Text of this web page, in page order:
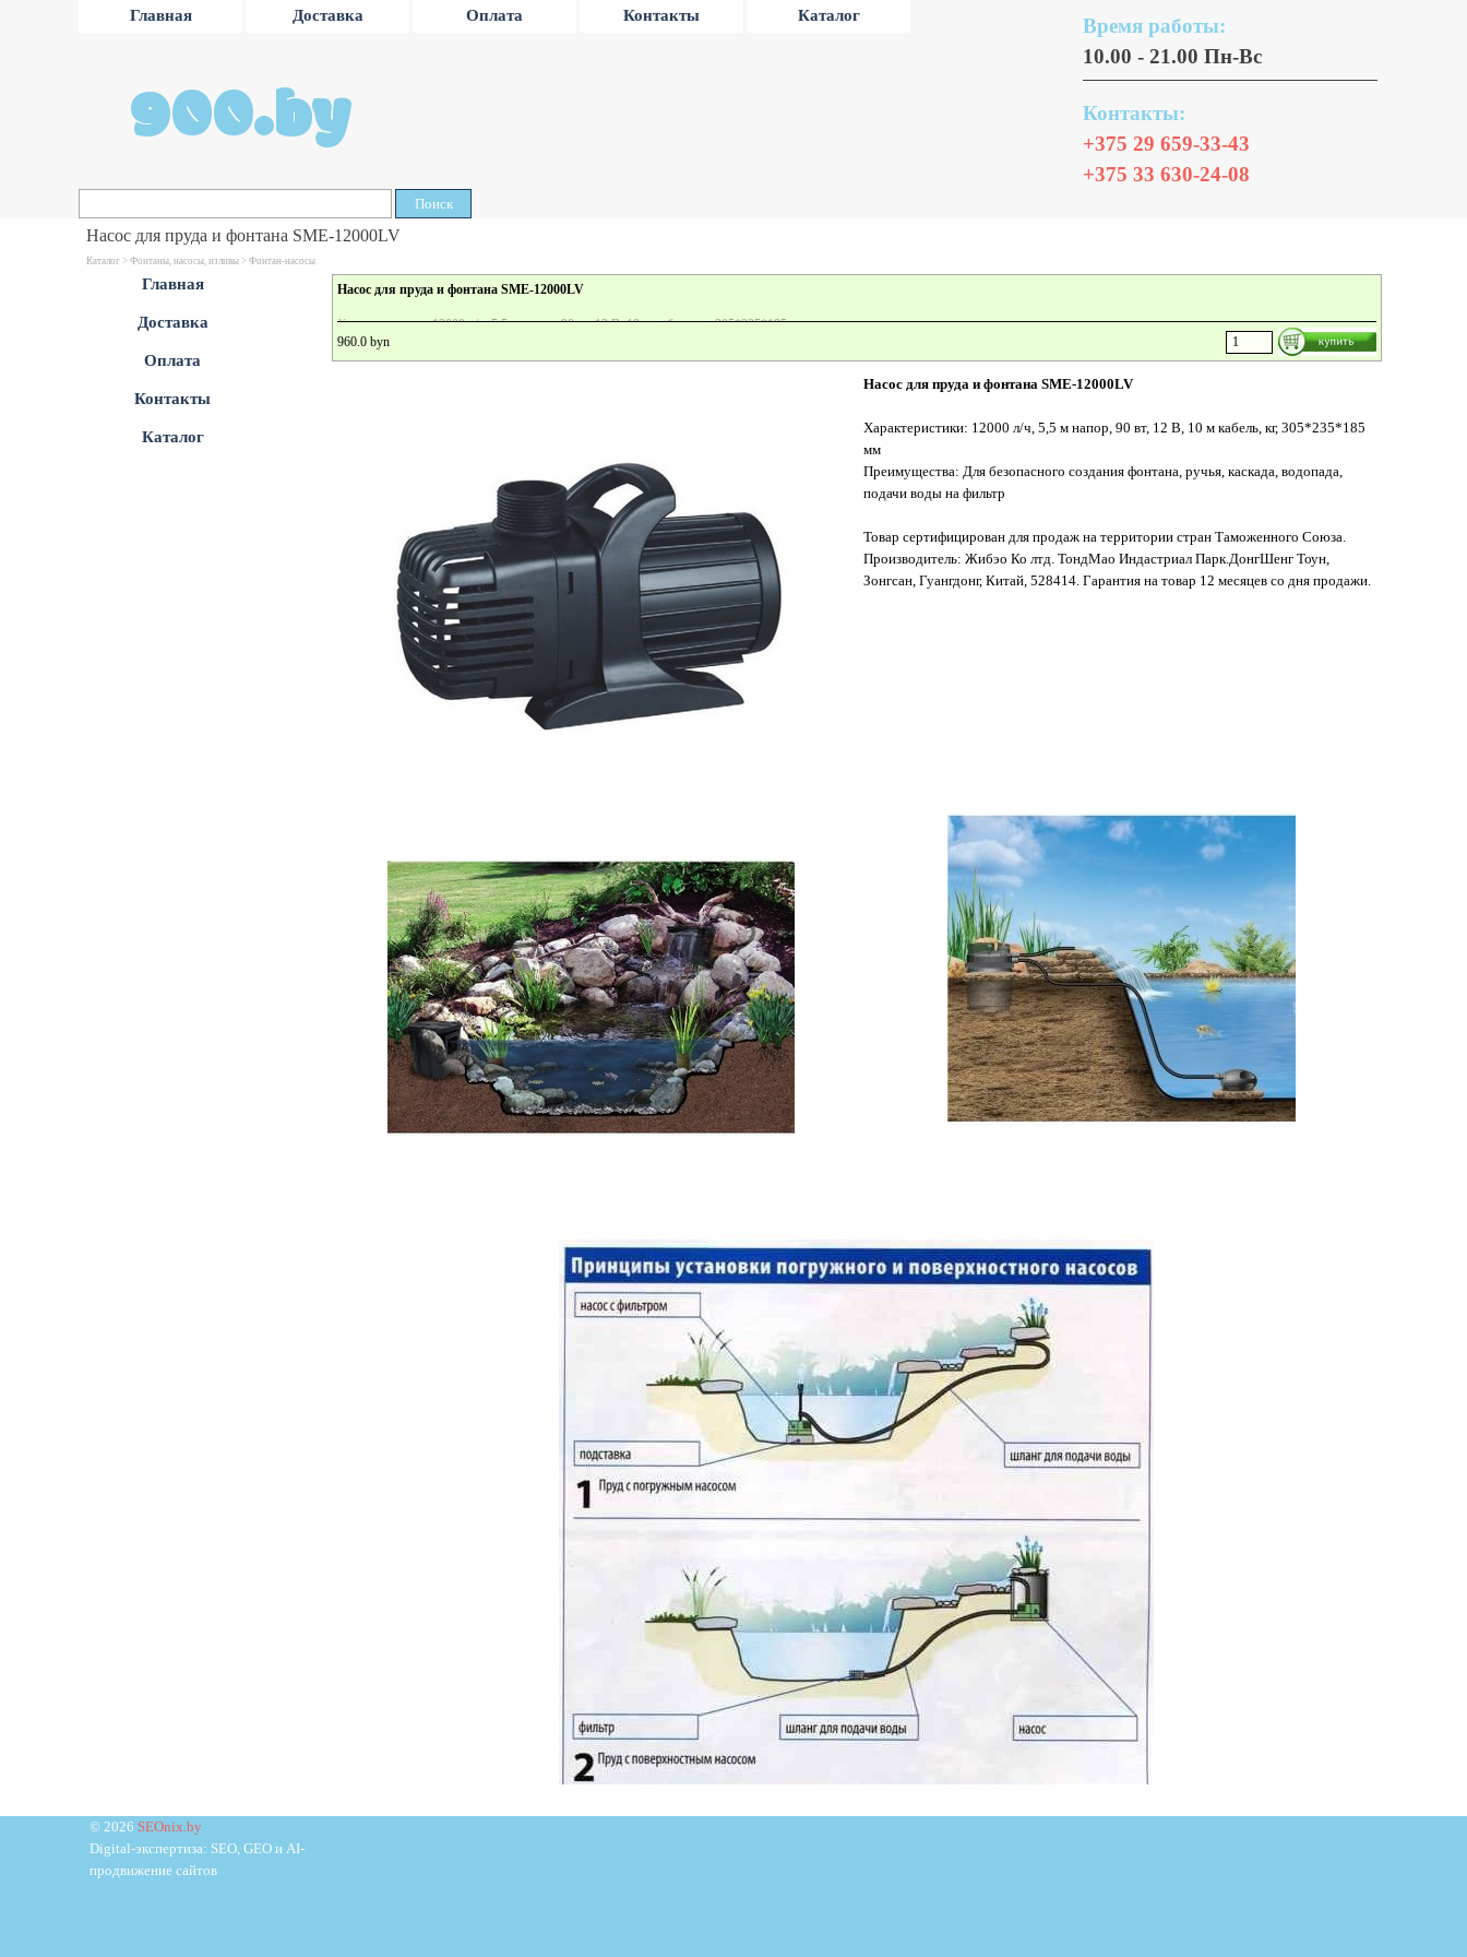
Время работы:
10.00 - 21.00 Пн-Вс
Контакты:
+375 29 659-33-43
+375 33 630-24-08
Главная Доставка Оплата Контакты Каталог
900.by
Поиск
Насос для пруда и фонтана SME-12000LV
Каталог >Фонтаны, насосы, изливы >Фонтан-насосы
Главная
Доставка
Оплата
Контакты
Каталог
Насос для пруда и фонтана SME-12000LV
Характеристики: 12000 л/ч, 5,5 м напор, 90 вт, 12 В, 10 м кабель, кг, 305*235*185 мм
Преимущества: Для безопасного создания фонтана, ручья, каскада, водопада, подачи воды на фильтр
960.0 byn
Насос для пруда и фонтана SME-12000LV
Характеристики: 12000 л/ч, 5,5 м напор, 90 вт, 12 В, 10 м кабель, кг, 305*235*185
мм
Преимущества: Для безопасного создания фонтана, ручья, каскада, водопада,
подачи воды на фильтр
Товар сертифицирован для продаж на территории стран Таможенного Союза.
Производитель: Жибэо Ко лтд. ТондМао Индастриал Парк.ДонгШенг Тоун,
Зонгсан, Гуангдонг, Китай, 528414. Гарантия на товар 12 месяцев со дня продажи.
© 2026 SEOnix.by
Digital-экспертиза: SEO, GEO и AI-
продвижение сайтов